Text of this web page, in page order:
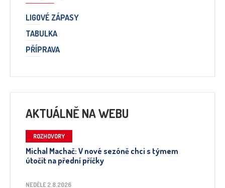
LIGOVÉ ZÁPASY
TABULKA
PŘÍPRAVA
AKTUÁLNĚ NA WEBU
ROZHOVORY
Michal Machač: V nové sezóně chci s týmem
útočit na přední příčky
NEDĚLE 2.8.2026